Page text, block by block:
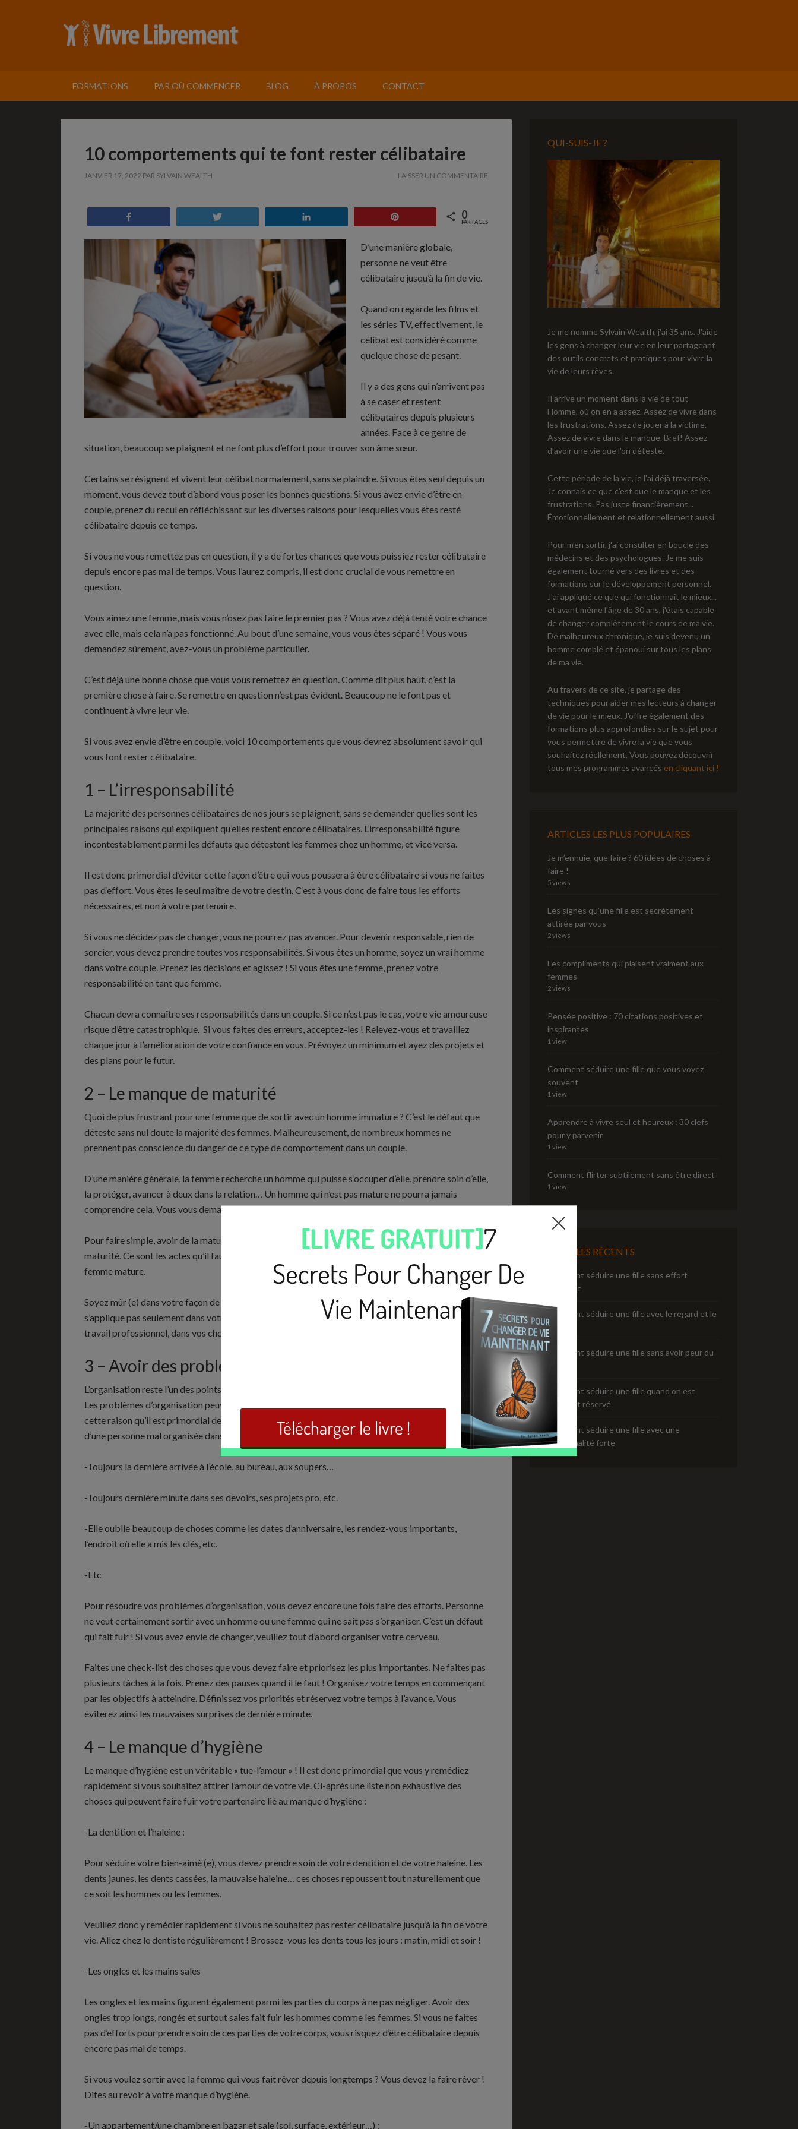
FORMATIONS PAR OÙ COMMENCER BLOG À PROPOS CONTACT
10 comportements qui te font rester célibataire
JANVIER 17, 2022 PAR SYLVAIN WEALTH LAISSER UN COMMENTAIRE
Enregistrer 0
PARTAGES
D’une manière globale,
personne ne veut être
célibataire jusqu’à la fin de vie.
Quand on regarde les films et
les séries TV, effectivement, le
célibat est considéré comme
quelque chose de pesant.
Il y a des gens qui n’arrivent pas
à se caser et restent
célibataires depuis plusieurs
années. Face à ce genre de
situation, beaucoup se plaignent et ne font plus d’effort pour trouver son âme sœur.
Certains se résignent et vivent leur célibat normalement, sans se plaindre. Si vous êtes seul depuis un
moment, vous devez tout d’abord vous poser les bonnes questions. Si vous avez envie d’être en
couple, prenez du recul en réfléchissant sur les diverses raisons pour lesquelles vous êtes resté
célibataire depuis ce temps.
Si vous ne vous remettez pas en question, il y a de fortes chances que vous puissiez rester célibataire
depuis encore pas mal de temps. Vous l’aurez compris, il est donc crucial de vous remettre en
question.
Vous aimez une femme, mais vous n’osez pas faire le premier pas ? Vous avez déjà tenté votre chance
avec elle, mais cela n’a pas fonctionné. Au bout d’une semaine, vous vous êtes séparé ! Vous vous
demandez sûrement, avez-vous un problème particulier.
C’est déjà une bonne chose que vous vous remettez en question. Comme dit plus haut, c’est la
première chose à faire. Se remettre en question n’est pas évident. Beaucoup ne le font pas et
continuent à vivre leur vie.
Si vous avez envie d’être en couple, voici 10 comportements que vous devrez absolument savoir qui
vous font rester célibataire.
1 – L’irresponsabilité
La majorité des personnes célibataires de nos jours se plaignent, sans se demander quelles sont les
principales raisons qui expliquent qu’elles restent encore célibataires. L’irresponsabilité figure
incontestablement parmi les défauts que détestent les femmes chez un homme, et vice versa.
Il est donc primordial d’éviter cette façon d’être qui vous poussera à être célibataire si vous ne faites
pas d’effort. Vous êtes le seul maître de votre destin. C’est à vous donc de faire tous les efforts
nécessaires, et non à votre partenaire.
Si vous ne décidez pas de changer, vous ne pourrez pas avancer. Pour devenir responsable, rien de
sorcier, vous devez prendre toutes vos responsabilités. Si vous êtes un homme, soyez un vrai homme
dans votre couple. Prenez les décisions et agissez ! Si vous êtes une femme, prenez votre
responsabilité en tant que femme.
Chacun devra connaître ses responsabilités dans un couple. Si ce n’est pas le cas, votre vie amoureuse
risque d’être catastrophique. Si vous faites des erreurs, acceptez-les ! Relevez-vous et travaillez
chaque jour à l’amélioration de votre confiance en vous. Prévoyez un minimum et ayez des projets et
des plans pour le futur.
2 – Le manque de maturité
Quoi de plus frustrant pour une femme que de sortir avec un homme immature ? C’est le défaut que
déteste sans nul doute la majorité des femmes. Malheureusement, de nombreux hommes ne
prennent pas conscience du danger de ce type de comportement dans un couple.
D’une manière générale, la femme recherche un homme qui puisse s’occuper d’elle, prendre soin d’elle,
la protéger, avancer à deux dans la relation… Un homme qui n’est pas mature ne pourra jamais
comprendre cela. Vous vous demandez sûrement, avoir de la maturité c’est quoi ?
Pour faire simple, avoir de la maturité, c’est « voir, juger et agir » ! Ce sont les 3 maîtres mots de la
maturité. Ce sont les actes qu’il faut que vous priorisez dans votre vie pour devenir un homme ou une
femme mature.
Soyez mûr (e) dans votre façon de vivre, de penser, etc. Il est important de souligner que cela ne
s’applique pas seulement dans votre vie amoureuse, mais également dans vos loisirs, dans votre
travail professionnel, dans vos choix, dans les initiatives que vous prenez…
3 – Avoir des problèmes d’organisation
L’organisation reste l’un des points importants à ne pas négliger pour une vie meilleure et organisée.
Les problèmes d’organisation peuvent détruire votre vie, personnelle et professionnelle. C’est pour
cette raison qu’il est primordial de bien organiser sa vie. Voici quelques exemples de comportements
d’une personne mal organisée dans la vie :
-Toujours la dernière arrivée à l’école, au bureau, aux soupers…
-Toujours dernière minute dans ses devoirs, ses projets pro, etc.
-Elle oublie beaucoup de choses comme les dates d’anniversaire, les rendez-vous importants,
l’endroit où elle a mis les clés, etc.
-Etc
Pour résoudre vos problèmes d’organisation, vous devez encore une fois faire des efforts. Personne
ne veut certainement sortir avec un homme ou une femme qui ne sait pas s’organiser. C’est un défaut
qui fait fuir ! Si vous avez envie de changer, veuillez tout d’abord organiser votre cerveau.
Faites une check-list des choses que vous devez faire et priorisez les plus importantes. Ne faites pas
plusieurs tâches à la fois. Prenez des pauses quand il le faut ! Organisez votre temps en commençant
par les objectifs à atteindre. Définissez vos priorités et réservez votre temps à l’avance. Vous
éviterez ainsi les mauvaises surprises de dernière minute.
4 – Le manque d’hygiène
Le manque d’hygiène est un véritable « tue-l’amour » ! Il est donc primordial que vous y remédiez
rapidement si vous souhaitez attirer l’amour de votre vie. Ci-après une liste non exhaustive des
choses qui peuvent faire fuir votre partenaire lié au manque d’hygiène :
-La dentition et l’haleine :
Pour séduire votre bien-aimé (e), vous devez prendre soin de votre dentition et de votre haleine. Les
dents jaunes, les dents cassées, la mauvaise haleine… ces choses repoussent tout naturellement que
ce soit les hommes ou les femmes.
Veuillez donc y remédier rapidement si vous ne souhaitez pas rester célibataire jusqu’à la fin de votre
vie. Allez chez le dentiste régulièrement ! Brossez-vous les dents tous les jours : matin, midi et soir !
-Les ongles et les mains sales
Les ongles et les mains figurent également parmi les parties du corps à ne pas négliger. Avoir des
ongles trop longs, rongés et surtout sales fait fuir les hommes comme les femmes. Si vous ne faites
pas d’efforts pour prendre soin de ces parties de votre corps, vous risquez d’être célibataire depuis
encore pas mal de temps.
Si vous voulez sortir avec la femme qui vous fait rêver depuis longtemps ? Vous devez la faire rêver !
Dites au revoir à votre manque d’hygiène.
-Un appartement/une chambre en bazar et sale (sol, surface, extérieur…) :
QUI-SUIS-JE ?
Je me nomme Sylvain Wealth, j'ai 35 ans. J'aide
les gens à changer leur vie en leur partageant
des outils concrets et pratiques pour vivre la
vie de leurs rêves.
Il arrive un moment dans la vie de tout
Homme, où on en a assez. Assez de vivre dans
les frustrations. Assez de jouer à la victime.
Assez de vivre dans le manque. Bref! Assez
d'avoir une vie que l'on déteste.
Cette période de la vie, je l'ai déjà traversée.
Je connais ce que c'est que le manque et les
frustrations. Pas juste financièrement...
Émotionnellement et relationnellement aussi.
Pour m'en sortir, j'ai consulter en boucle des
médecins et des psychologues. Je me suis
également tourné vers des livres et des
formations sur le développement personnel.
J'ai appliqué ce que qui fonctionnait le mieux...
et avant même l'âge de 30 ans, j'étais capable
de changer complètement le cours de ma vie.
De malheureux chronique, je suis devenu un
homme comblé et épanoui sur tous les plans
de ma vie.
Au travers de ce site, je partage des
techniques pour aider mes lecteurs à changer
de vie pour le mieux. J'offre également des
formations plus approfondies sur le sujet pour
vous permettre de vivre la vie que vous
souhaitez réellement. Vous pouvez découvrir
tous mes programmes avancés en cliquant ici !
ARTICLES LES PLUS POPULAIRES
Je m’ennuie, que faire ? 60 idées de choses à
faire !
5 views
Les signes qu’une fille est secrètement
attirée par vous
2 views
Les compliments qui plaisent vraiment aux
femmes
2 views
Pensée positive : 70 citations positives et
inspirantes
1 view
Comment séduire une fille que vous voyez
souvent
1 view
Apprendre à vivre seul et heureux : 30 clefs
pour y parvenir
1 view
Comment flirter subtilement sans être direct
1 view
ARTICLES RÉCENTS
Comment séduire une fille sans effort
apparent
Comment séduire une fille avec le regard et le
sourire
Comment séduire une fille sans avoir peur du
Comment séduire une fille quand on est
timide et réservé
Comment séduire une fille avec une
personnalité forte